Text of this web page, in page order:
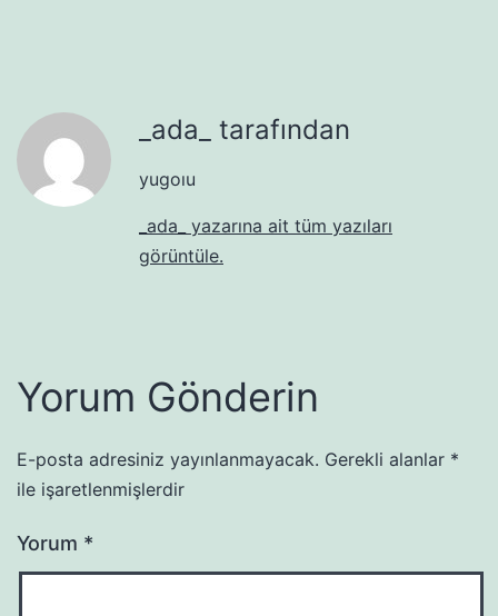
_ada_ tarafından
yugoıu
_ada_ yazarına ait tüm yazıları
görüntüle.
Yorum Gönderin
E-posta adresiniz yayınlanmayacak. Gerekli alanlar *
ile işaretlenmişlerdir
Yorum *